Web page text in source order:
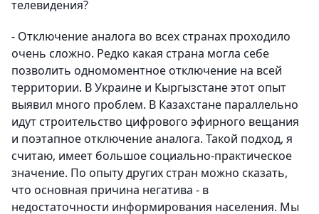
телевидения?
- Отключение аналога во всех странах проходило
очень сложно. Редко какая страна могла себе
позволить одномоментное отключение на всей
территории. В Украине и Кыргызстане этот опыт
выявил много проблем. В Казахстане параллельно
идут строительство цифрового эфирного вещания
и поэтапное отключение аналога. Такой подход, я
считаю, имеет большое социально-практическое
значение. По опыту других стран можно сказать,
что основная причина негатива - в
недостаточности информирования населения. Мы